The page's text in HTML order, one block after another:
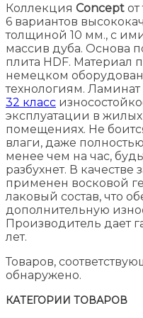
Коллекция Concept
6 вариантов
толщиной 10 мм., с
массив дуба. Основа
плита HDF. Материал
немецком
технологиям.
32 класс
эксплуатации в
помещениях. Не
влаги, даже
менее чем на час,
разбухнет. В
применен восковой
лаковый состав, что
дополнительную
Производитель дает
лет.
Товаров,
обнаружено.
КАТЕГОРИИ ТОВАРОВ